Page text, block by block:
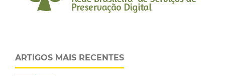
ARTIGOS MAIS RECENTES